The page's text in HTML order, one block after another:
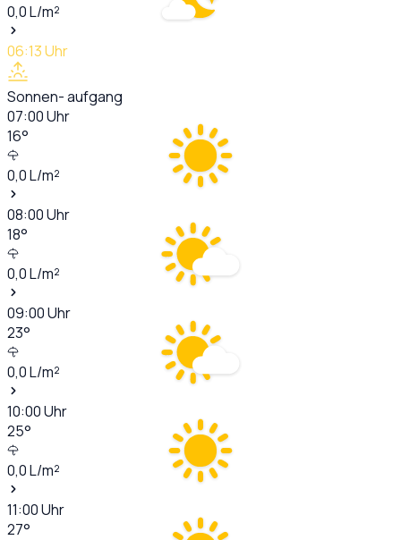
0,0L/m²
06:13Uhr
Sonnen- aufgang
07:00Uhr
16°
0,0L/m²
08:00Uhr
18°
0,0L/m²
09:00Uhr
23°
0,0L/m²
10:00Uhr
25°
0,0L/m²
11:00Uhr
27°